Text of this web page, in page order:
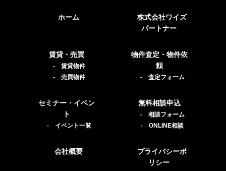
ホーム
株式会社ワイズ
パートナー
賃貸・売買
- 賃貸物件
- 売買物件
物件査定・物件依
頼
- 査定フォーム
セミナー・イベン
ト
- イベント一覧
無料相談申込
- 相談フォーム
- ONLINE相談
会社概要
プライバシーポ
リシー